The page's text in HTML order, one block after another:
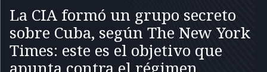
La CIA formó un grupo secreto
sobre Cuba, según The New York
Times: este es el objetivo que